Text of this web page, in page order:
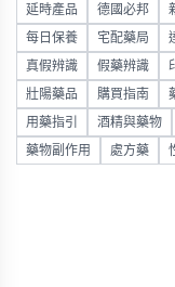
延時產品 德國必邦
每日保養 宅配藥局
真假辨識 假藥辨識
壯陽藥品 購買指南
用藥指引 酒精與藥物
藥物副作用 處方藥